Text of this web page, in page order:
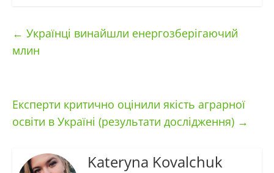
← Українці винайшли енергозберігаючий
млин
Експерти критично оцінили якість аграрної
освіти в Україні (результати дослідження) →
Kateryna Kovalchuk